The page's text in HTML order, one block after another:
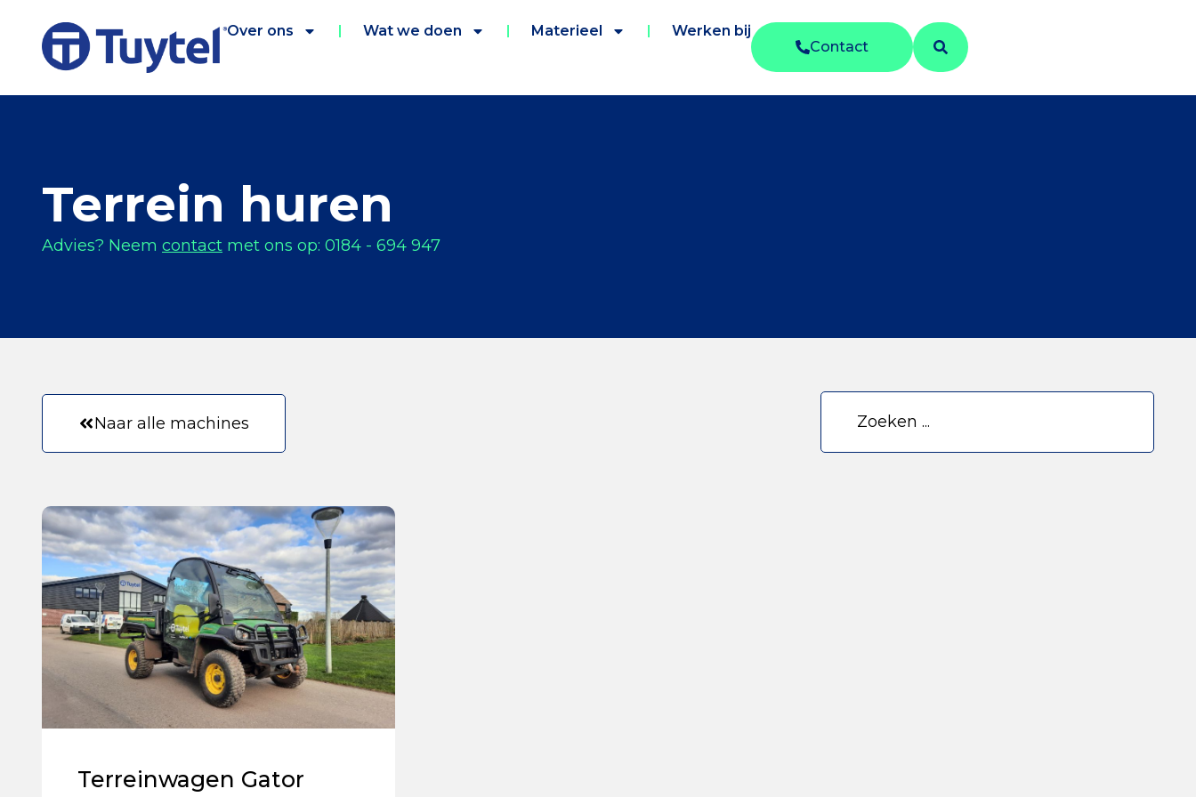
Over ons Wat we doen Materieel
Werken bij
Contact
Terrein huren
Advies? Neem contact met ons op: 0184 - 694 947
Naar alle machines
Terreinwagen Gator